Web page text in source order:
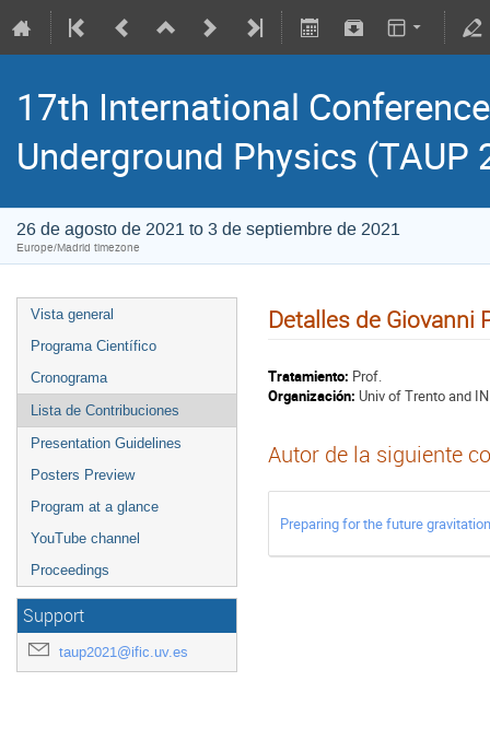
17th International
Underground Physics (TAUP
26 de agosto de 2021 to 3 de septiembre de 2021
Europe/Madrid timezone
Vista general
Programa Científico
Cronograma
Lista de Contribuciones
Presentation Guidelines
Posters Preview
Program at a glance
YouTube channel
Proceedings
Support
taup2021@ific.uv.es
Detalles de Giovanni
Tratamiento: Prof.
Organización: Univ of Trento and
Autor de la siguiente
Preparing for the future